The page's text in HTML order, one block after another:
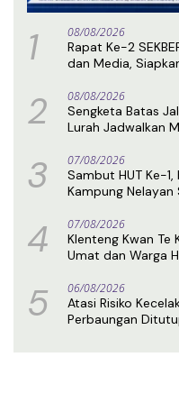
1 08/08/2026
Rapat Ke-2
dan Media,
2 08/08/2026
Sengketa Batas
Lurah Jadwalkan
3 07/08/2026
Sambut HUT Ke-
Kampung Nelayan
4 07/08/2026
Klenteng Kwan Te
Umat dan Warga
5 06/08/2026
Atasi Risiko
Perbaungan